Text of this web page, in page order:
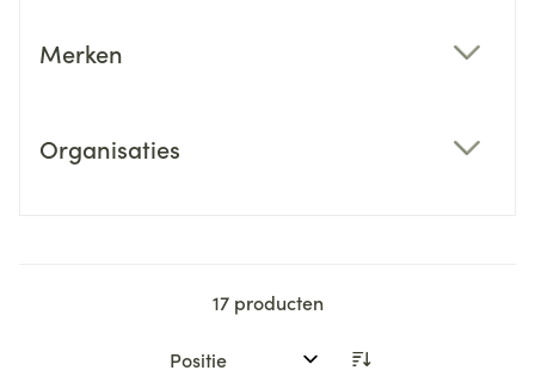
Merken
Organisaties
17producten
Sorteer op: